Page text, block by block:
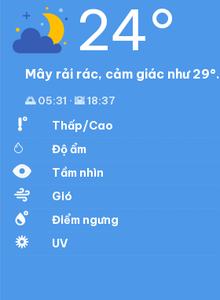
24°
Mây rải rác, cảm giác như 29°.
🌅 05:31 · 🌇 18:37
Thấp/Cao
Độ ẩm
Tầm nhìn
Gió
Điểm ngưng
UV